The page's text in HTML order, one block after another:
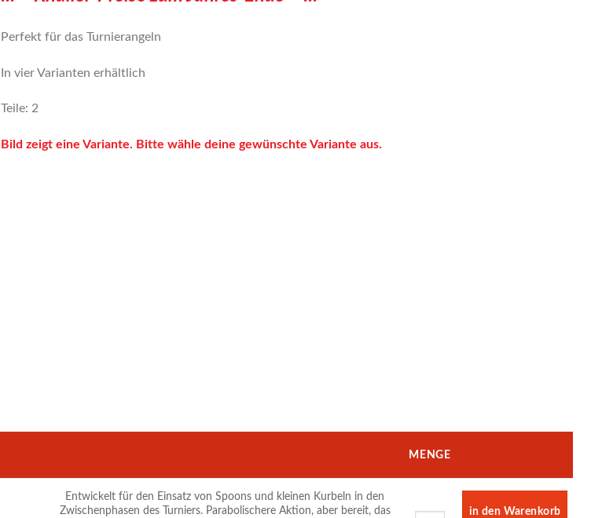
Perfekt für das Turnierangeln
In vier Varianten erhältlich
Teile: 2
Bild zeigt eine Variante. Bitte wähle deine gewünschte Variante aus.
MENGE
Entwickelt für den Einsatz von Spoons und kleinen Kurbeln in den
Zwischenphasen des Turniers. Parabolischere Aktion, aber bereit, das